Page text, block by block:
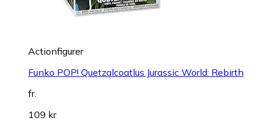
Actionfigurer
Funko POP! Quetzalcoatlus Jurassic World: Rebirth
fr.
109 kr